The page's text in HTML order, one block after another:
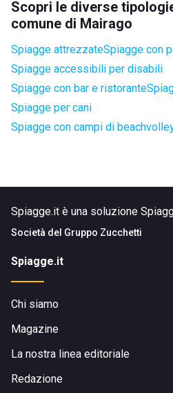
Scopri le diverse
comune di Mairago
Spiagge attrezzateSpiagge con
Spiagge accessibili per disabili
Spiagge con bar e ristorante
Spiagge per cani
Spiagge con campi di
Spiagge.it è una soluzione
Società del Gruppo Zucchetti
Spiagge.it
Chi siamo
Magazine
La nostra linea editoriale
Redazione